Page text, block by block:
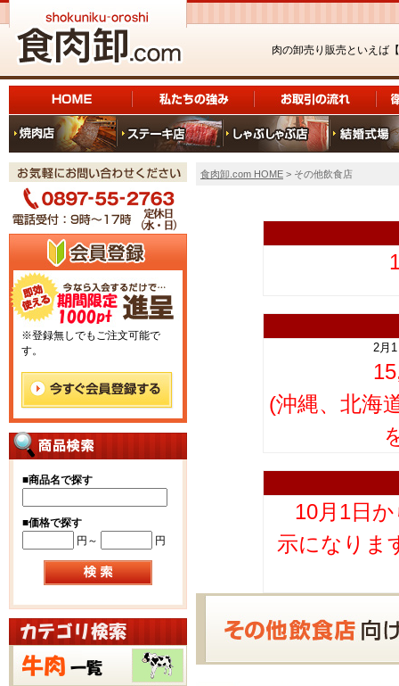
肉の卸売り販売といえば【
※登録無しでもご注文可能で
す。
■商品名で探す
■価格で探す
円～
円
食肉卸.com HOME > その他飲食店
2月
(沖縄、北海
10月1日
示になりま